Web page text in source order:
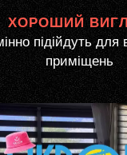
ХОРОШИЙ
підійдуть для
приміщень